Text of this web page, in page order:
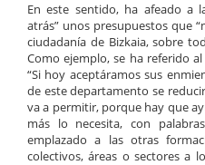
En este sentido, ha afeado a
atrás” unos presupuestos que
ciudadanía de Bizkaia, sobre
Como ejemplo, se ha referido
“Si hoy aceptáramos sus
de este departamento se
va a permitir, porque hay que
más lo necesita, con
emplazado a las otras
colectivos, áreas o sectores a